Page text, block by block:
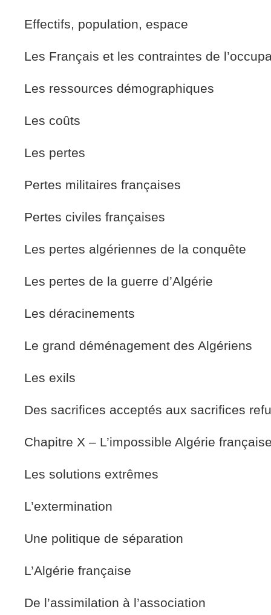
Effectifs, population, espace
Les Français et les contraintes de
Les ressources démographiques
Les coûts
Les pertes
Pertes militaires françaises
Pertes civiles françaises
Les pertes algériennes de la conquête
Les pertes de la guerre d’Algérie
Les déracinements
Le grand déménagement des Algériens
Les exils
Des sacrifices acceptés aux sacrifices
Chapitre X – L’impossible Algérie
Les solutions extrêmes
L’extermination
Une politique de séparation
L’Algérie française
De l’assimilation à l’association